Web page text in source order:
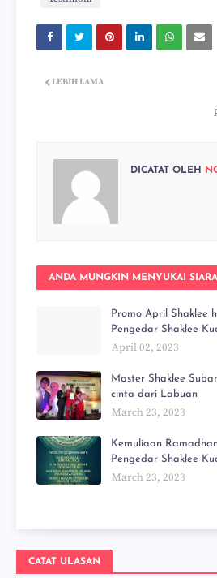
LEBIH LAMA
DICATAT OLEH
ANDA MUNGKIN MENYUKAI
Promo April Shaklee
Pengedar Shaklee
April 02, 2023
Master Shaklee
cinta dari Labuan
March 23, 2023
Kemuliaan
Pengedar Shaklee
March 23, 2023
CATAT ULASAN